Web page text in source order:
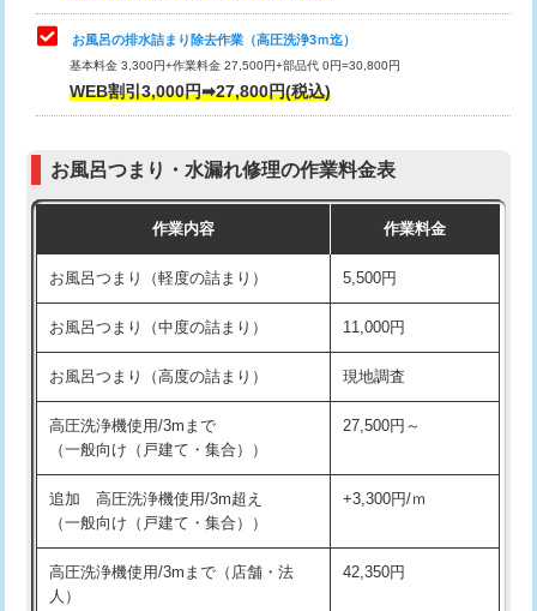
その他部品の脱着 8,800円～
交換・取付（タンク）
交換・取付（普通便座） 11,000円+材料費
交換・取付（温水洗浄便座） 16,500円+材料費
交換・取付(単水栓（壁付・デッキ
式）)
13,200円+材料費
交換・取付(混合水栓（壁付・デッキ
式・ワンホール）)
16,500円+材料費
交換・取付(排水栓・排水トラップ
（P/S/ポップアップ））
22,000円+材料費
交換・取付（その他部品） 11,000円+材料費
持込商品取付（単水栓） 13,200円
持込商品取付（混合水栓）
お風呂の排水詰まり除去作業（高圧洗浄3ｍ迄）
基本料金 3,300円+作業料金 27,500円+部品代 0円=30,800円
WEB割引3,000円➡27,800円(税込)
お風呂つまり・水漏れ修理の作業料金表
作業内容 作業料金
お風呂つまり（軽度の詰まり） 5,500円
お風呂つまり（中度の詰まり） 11,000円
お風呂つまり（高度の詰まり） 現地調査
高圧洗浄機使用/3mまで
（一般向け（戸建て・集合））
27,500円～
追加 高圧洗浄機使用/3m超え
（一般向け（戸建て・集合））
+3,300円/ｍ
高圧洗浄機使用/3mまで（店舗・法
人）
42,350円